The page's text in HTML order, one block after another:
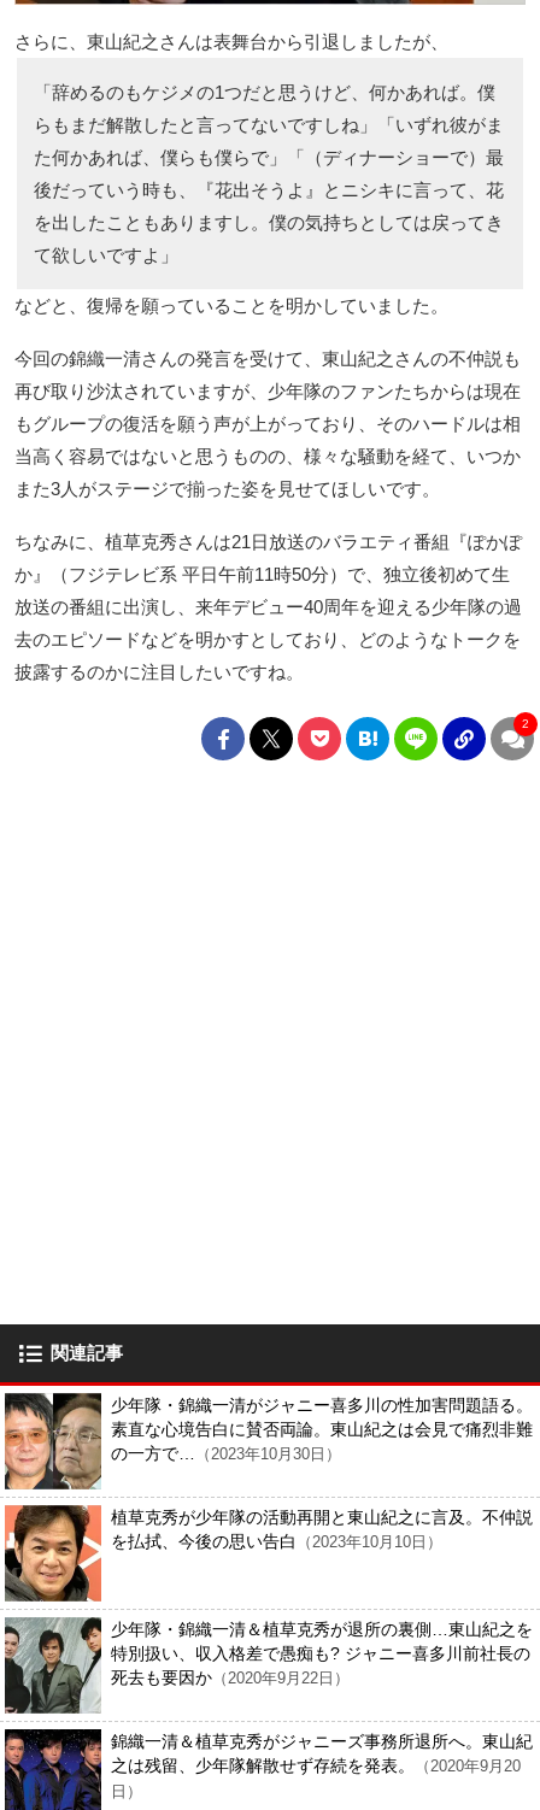
さらに、東山紀之さんは表舞台から引退しましたが、
「辞めるのもケジメの1つだと思うけど、何かあれば。僕
らもまだ解散したと言ってないですしね」「いずれ彼がま
た何かあれば、僕らも僕らで」「（ディナーショーで）最
後だっていう時も、『花出そうよ』とニシキに言って、花
を出したこともありますし。僕の気持ちとしては戻ってき
て欲しいですよ」
などと、復帰を願っていることを明かしていました。
今回の錦織一清さんの発言を受けて、東山紀之さんの不仲説も
再び取り沙汰されていますが、少年隊のファンたちからは現在
もグループの復活を願う声が上がっており、そのハードルは相
当高く容易ではないと思うものの、様々な騒動を経て、いつか
また3人がステージで揃った姿を見せてほしいです。
ちなみに、植草克秀さんは21日放送のバラエティ番組『ぽかぽ
か』（フジテレビ系 平日午前11時50分）で、独立後初めて生
放送の番組に出演し、来年デビュー40周年を迎える少年隊の過
去のエピソードなどを明かすとしており、どのようなトークを
披露するのかに注目したいですね。
2
関連記事
少年隊・錦織一清がジャニー喜多川の性加害問題語る。
素直な心境告白に賛否両論。東山紀之は会見で痛烈非難
の一方で…
（2023年10月30日）
植草克秀が少年隊の活動再開と東山紀之に言及。不仲説
を払拭、今後の思い告白
（2023年10月10日）
少年隊・錦織一清＆植草克秀が退所の裏側…東山紀之を
特別扱い、収入格差で愚痴も? ジャニー喜多川前社長の
死去も要因か （2020年9月22日）
錦織一清＆植草克秀がジャニーズ事務所退所へ。東山紀
之は残留、少年隊解散せず存続を発表。
（2020年9月20
日）